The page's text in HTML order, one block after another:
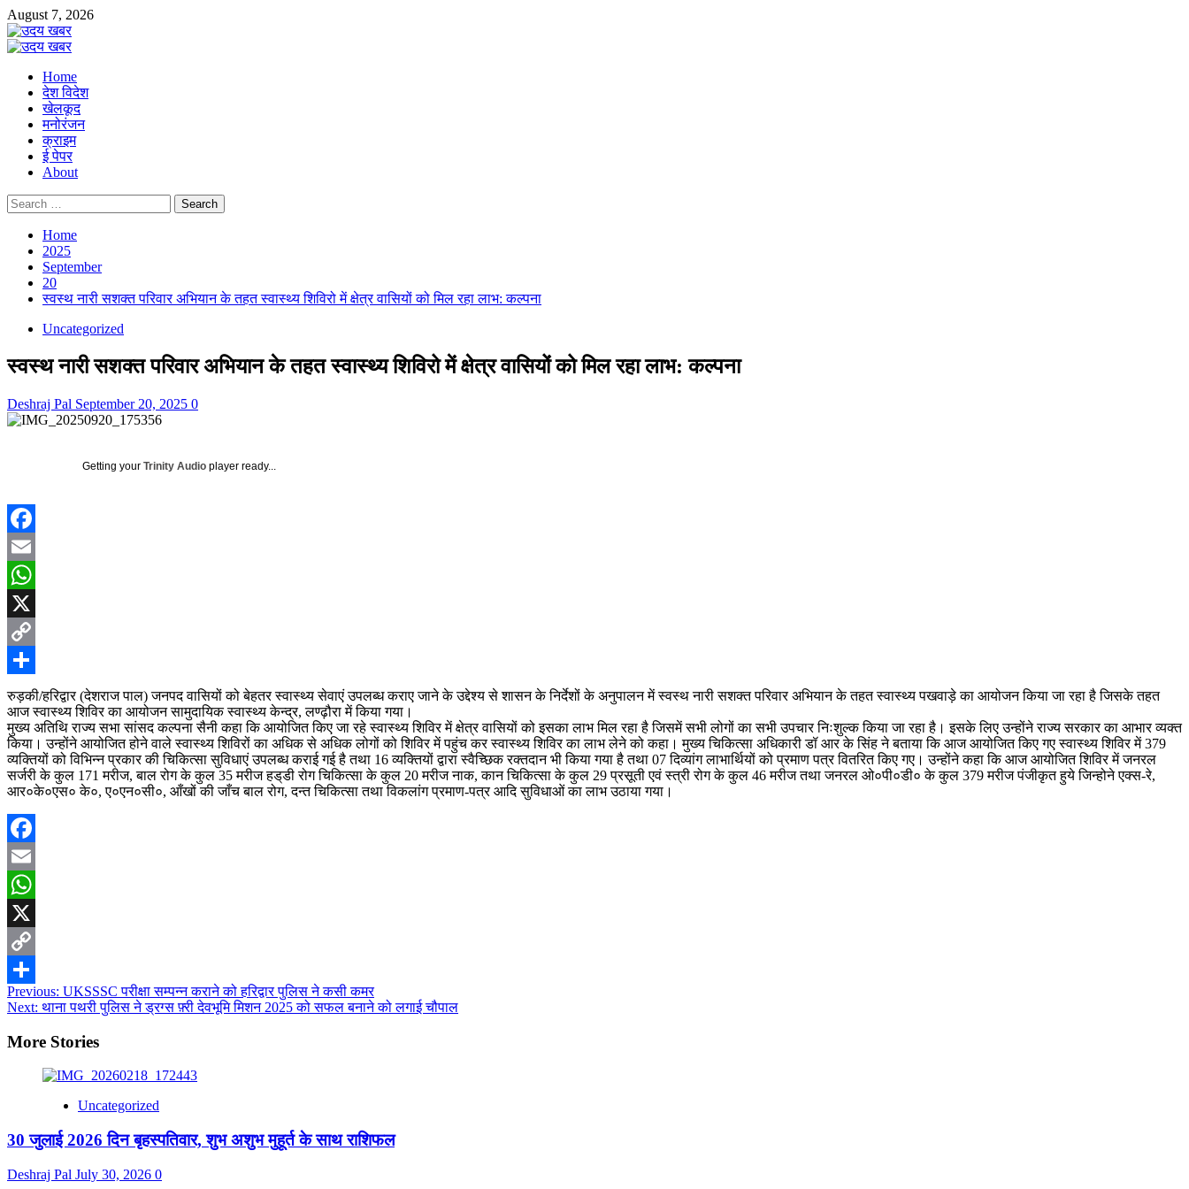
Skip
to
content
August 7, 2026
Primary
Home
देश विदेश
खेलकूद
मनोरंजन
क्राइम
ई पेपर
About
Search
for:
Home
2025
September
20
स्वस्थ नारी सशक्त परिवार अभियान के तहत स्वास्थ्य शिविरो में क्षेत्र वासियों को मिल रहा लाभ: कल्पना
Uncategorized
स्वस्थ नारी सशक्त परिवार अभियान के तहत स्वास्थ्य शिविरो में क्षेत्र वासियों को मिल रहा लाभ: कल्पना
Deshraj Pal September 20, 2025 0
Getting your Trinity Audio player ready...
Facebook
Email
WhatsApp
X
Copy
Link
Share
रुड़की/हरिद्वार (देशराज पाल) जनपद वासियों को बेहतर स्वास्थ्य सेवाएं उपलब्ध कराए जाने के उद्देश्य से शासन के निर्देशों के अनुपालन में स्वस्थ नारी सशक्त परिवार अभियान के तहत स्वास्थ्य पखवाड़े का आयोजन किया जा रहा है जिसके तहत
आज स्वास्थ्य शिविर का आयोजन सामुदायिक स्वास्थ्य केन्द्र, लण्ढ़ौरा में किया गया।
मुख्य अतिथि राज्य सभा सांसद कल्पना सैनी कहा कि आयोजित किए जा रहे स्वास्थ्य शिविर में क्षेत्र वासियों को इसका लाभ मिल रहा है जिसमें सभी लोगों का सभी उपचार निःशुल्क किया जा रहा है। इसके लिए उन्होंने राज्य सरकार का आभार व्यक्त
किया। उन्होंने आयोजित होने वाले स्वास्थ्य शिविरों का अधिक से अधिक लोगों को शिविर में पहुंच कर स्वास्थ्य शिविर का लाभ लेने को कहा। मुख्य चिकित्सा अधिकारी डॉ आर के सिंह ने बताया कि आज आयोजित किए गए स्वास्थ्य शिविर में 379
व्यक्तियों को विभिन्न प्रकार की चिकित्सा सुविधाएं उपलब्ध कराई गई है तथा 16 व्यक्तियों द्वारा स्वैच्छिक रक्तदान भी किया गया है तथा 07 दिव्यांग लाभार्थियों को प्रमाण पत्र वितरित किए गए। उन्होंने कहा कि आज आयोजित शिविर में जनरल
सर्जरी के कुल 171 मरीज, बाल रोग के कुल 35 मरीज हड्‌डी रोग चिकित्सा के कुल 20 मरीज नाक, कान चिकित्सा के कुल 29 प्रसूती एवं स्त्री रोग के कुल 46 मरीज तथा जनरल ओ०पी०डी० के कुल 379 मरीज पंजीकृत हुये जिन्होने एक्स-रे,
आर०के०एस० के०, ए०एन०सी०, आँखों की जाँच बाल रोग, दन्त चिकित्सा तथा विकलांग प्रमाण-पत्र आदि सुविधाओं का लाभ उठाया गया।
Facebook
Email
WhatsApp
X
Copy
Link
Share
Post
navigation
Previous: UKSSSC परीक्षा सम्पन्न कराने को हरिद्वार पुलिस ने कसी कमर
Next: थाना पथरी पुलिस ने ड्रग्स फ़्री देवभूमि मिशन 2025 को सफल बनाने को लगाई चौपाल
More Stories
Uncategorized
30 जुलाई 2026 दिन बृहस्पतिवार, शुभ अशुभ मुहूर्त के साथ राशिफल
Deshraj Pal July 30, 2026 0